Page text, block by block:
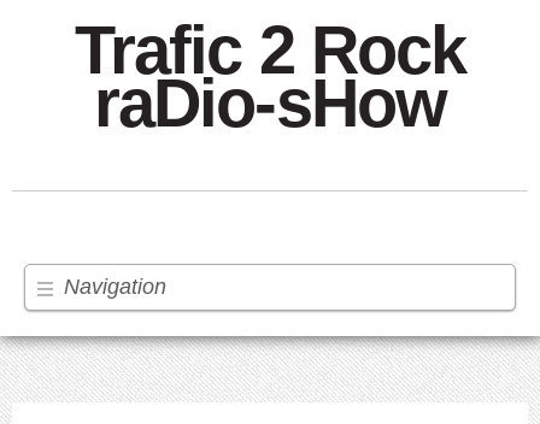
Trafic 2 Rock
raDio-sHow
Navigation